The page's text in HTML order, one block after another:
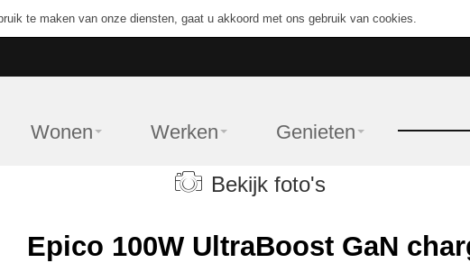
te maken van onze diensten, gaat u akkoord met ons gebruik van cookies.
Wonen Werken Genieten
Bekijk foto's
Epico 100W UltraBoost GaN